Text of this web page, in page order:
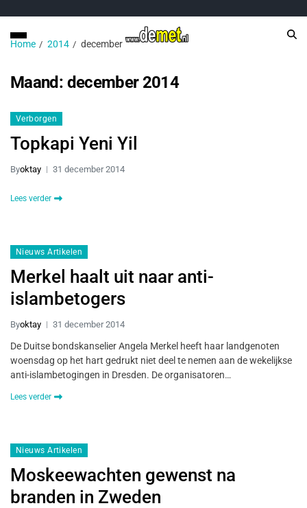
Home 2014 december
Maand: december 2014
Verborgen
Topkapi Yeni Yil
Byoktay 31 december 2014
Lees verder
Nieuws Artikelen
Merkel haalt uit naar anti-
islambetogers
Byoktay 31 december 2014
De Duitse bondskanselier Angela Merkel heeft haar landgenoten
woensdag op het hart gedrukt niet deel te nemen aan de wekelijkse
anti-islambetogingen in Dresden. De organisatoren…
Lees verder
Nieuws Artikelen
Moskeewachten gewenst na
branden in Zweden